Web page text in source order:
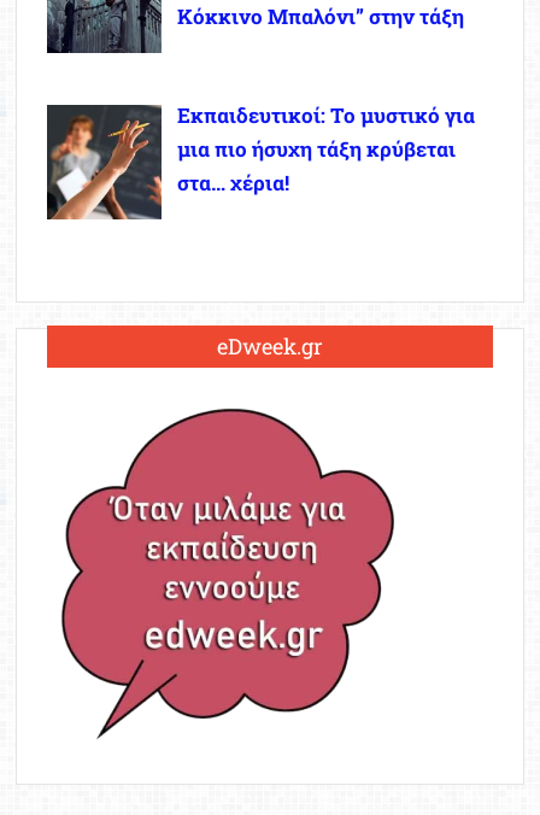
Κόκκινο Μπαλόνι” στην τάξη
Εκπαιδευτικοί: Το μυστικό για
μια πιο ήσυχη τάξη κρύβεται
στα… χέρια!
eDweek.gr